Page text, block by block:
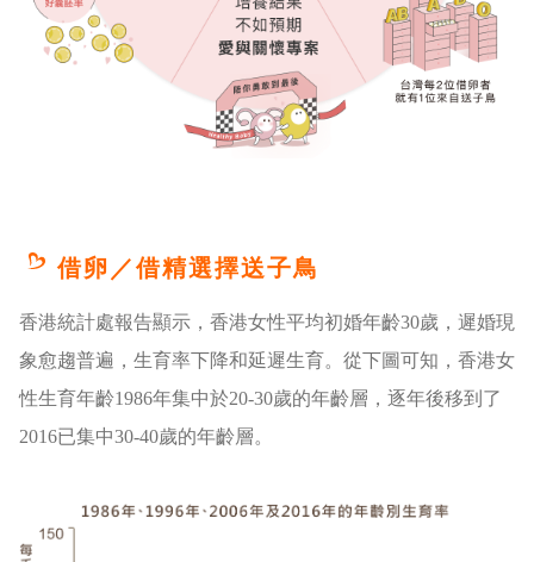
借卵／借精選擇送子鳥
香港統計處報告顯示，香港女性平均初婚年齡30歲，遲婚現
象愈趨普遍，生育率下降和延遲生育。從下圖可知，香港女
性生育年齡1986年集中於20-30歲的年齡層，逐年後移到了
2016已集中30-40歲的年齡層。